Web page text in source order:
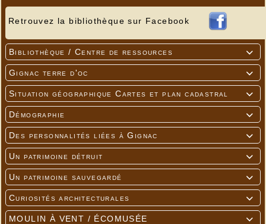
Retrouvez la bibliothèque sur Facebook

Bibliothèque / Centre de ressources

Gignac terre d'oc

Situation géographique Cartes et plan cadastral

Démographie

Des personnalités liées à Gignac

Un patrimoine détruit

Un patrimoine sauvegardé

Curiosités architecturales

MOULIN À VENT / ÉCOMUSÉE